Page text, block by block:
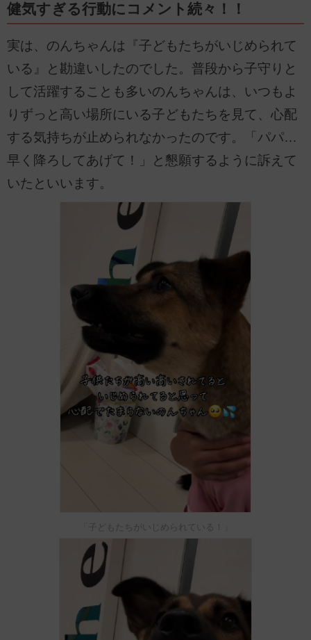
健気すぎる行動にコメント続々！！
実は、のんちゃんは『子どもたちがいじめられて
いる』と勘違いしたのでした。普段から子守りと
して活躍することも多いのんちゃんは、いつもよ
りずっと高い場所にいる子どもたちを見て、心配
する気持ちが止められなかったのです。「パパ…
早く降ろしてあげて！」と懇願するように訴えて
いたといいます。
「子どもたちがいじめられている！」